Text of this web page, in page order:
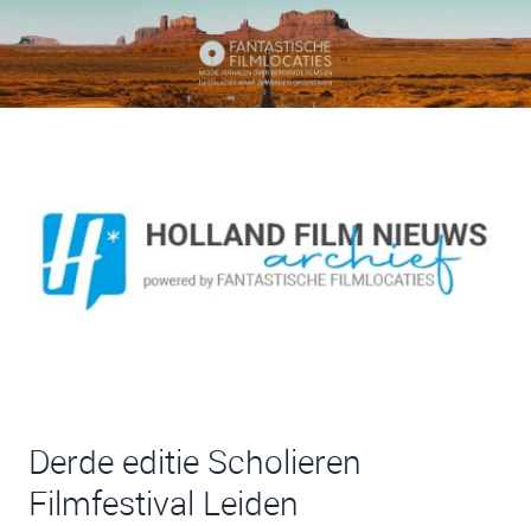
Derde editie Scholieren
Filmfestival Leiden